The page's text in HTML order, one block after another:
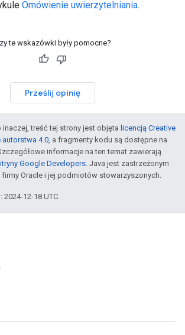
Omówienie uwierzytelniania.
te wskazówki były pomocne?
Prześlij opinię
inaczej, treść tej strony jest objęta licencją Creative
4.0, a fragmenty kodu są dostępne na
informacje na ten temat zawierają
Google Developers. Java jest zastrzeżonym
Oracle i jej podmiotów stowarzyszonych.
12-18 UTC.